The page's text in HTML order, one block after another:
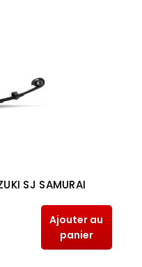
SJ SAMURAI
Ajouter au
panier